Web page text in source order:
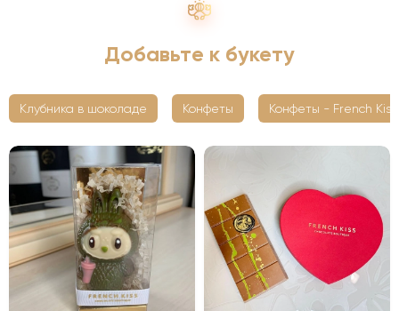
Добавьте к букету
Клубника в шоколаде Конфеты Конфеты - French Kiss